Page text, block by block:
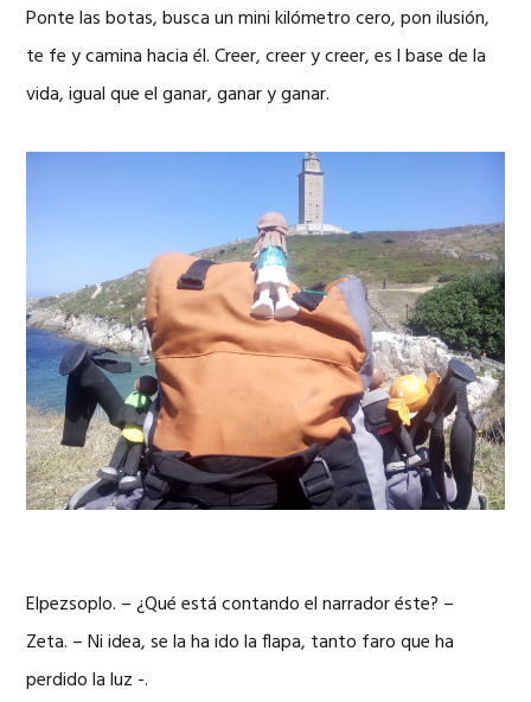
Ponte las botas, busca un mini kilómetro cero, pon ilusión,
te fe y camina hacia él. Creer, creer y creer, es l base de la
vida, igual que el ganar, ganar y ganar.
Elpezsoplo. – ¿Qué está contando el narrador éste? –
Zeta. – Ni idea, se la ha ido la flapa, tanto faro que ha
perdido la luz -.